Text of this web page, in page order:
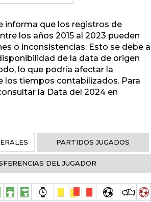
informa que los registros de
los años 2015 al 2023 pueden
o inconsistencias. Esto se debe a
de la data de origen
lo que podría afectar la
los tiempos contabilizados. Para
la Data del 2024 en
PARTIDOS JUGADOS
DEL JUGADOR